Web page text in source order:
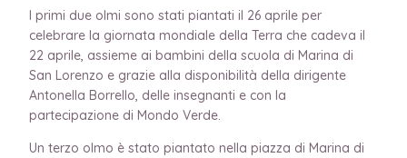
I primi due olmi sono stati piantati il 26 aprile per
celebrare la giornata mondiale della Terra che cadeva il
22 aprile, assieme ai bambini della scuola di Marina di
San Lorenzo e grazie alla disponibilità della dirigente
Antonella Borrello, delle insegnanti e con la
partecipazione di Mondo Verde.
Un terzo olmo è stato piantato nella piazza di Marina di